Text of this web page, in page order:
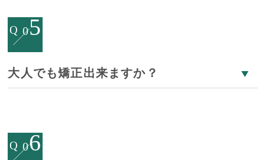
Q 05
大人でも矯正出来ますか？
Q 06